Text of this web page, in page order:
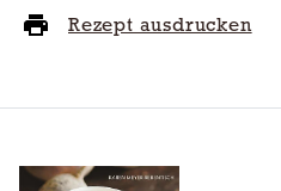
Rezept ausdrucken